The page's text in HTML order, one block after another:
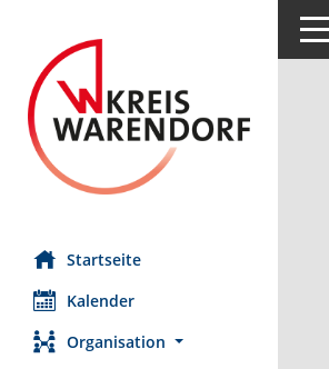
Startseite
Kalender
Organisation